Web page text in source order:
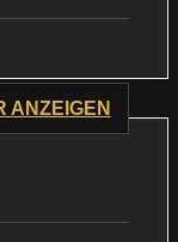
ANZEIGEN